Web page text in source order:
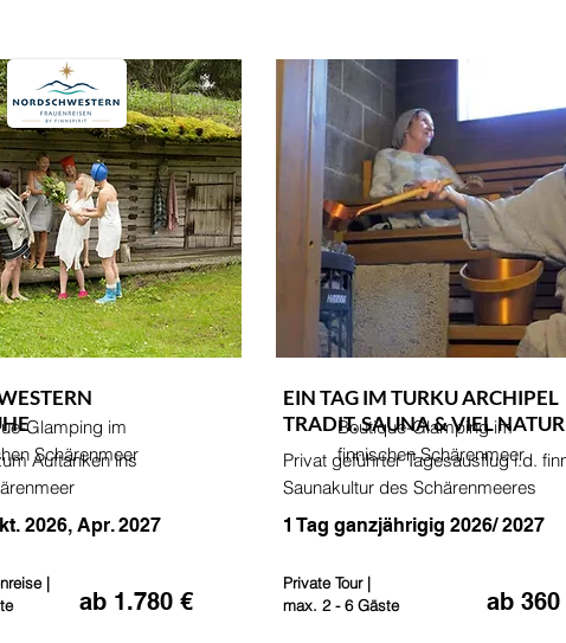
Glamping im
Schärenmeer
Auftanken ins
2026, Apr. 2027
|
ab 1.780 €
Boutique-Glamping im
finnischen Schärenmeer
EIN TAG IM TURKU ARCHIPEL
TRADIT. SAUNA & VIEL NATUR
Privat geführter Tagesausflug i.d.
Saunakultur des Schärenmeeres
1 Tag ganzjährigig 2026/ 2027
Private Tour |
max. 2 - 6 Gäste
ab 360